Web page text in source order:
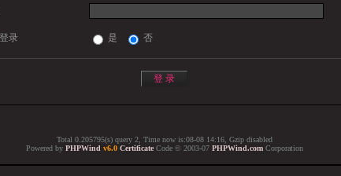
录 是 否
Total 0.205795(s) query 2, Time now is:08-08 14:16, Gzip disabled
Powered by PHPWind v6.0 Certificate Code © 2003-07 PHPWind.com Corporation